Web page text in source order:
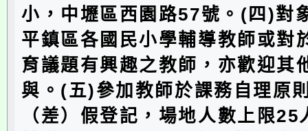
小，中壢區西園路57號。(四)對
平鎮區各國民小學輔導教師或對
育議題有興趣之教師，亦歡迎其
與。(五)參加教師於課務自理原
（差）假登記，場地人數上限25